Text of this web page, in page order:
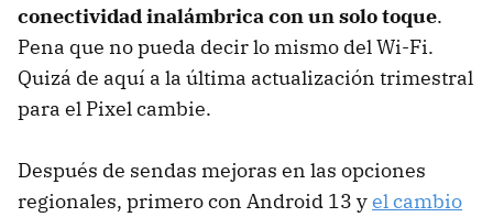
conectividad inalámbrica con un solo toque.
Pena que no pueda decir lo mismo del Wi-Fi.
Quizá de aquí a la última actualización trimestral
para el Pixel cambie.
Después de sendas mejoras en las opciones
regionales, primero con Android 13 yel cambio